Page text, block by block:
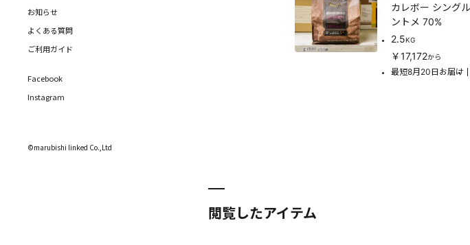
お知らせ
よくある質問
ご利用ガイド
Facebook
Instagram
©marubishi linked Co.,Ltd
カレボー シング
ントメ 70%
2.5KG
￥17,172から
最短8月20日お届け
閲覧したアイテム